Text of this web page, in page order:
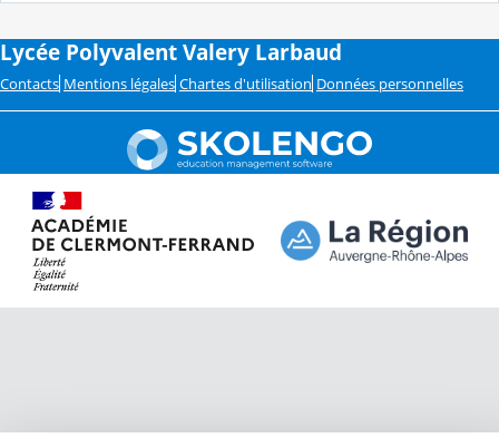
Lycée Polyvalent Valery Larbaud
Contacts Mentions légales Chartes d'utilisation Données personnelles